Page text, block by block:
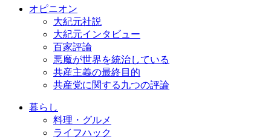
オピニオン
大紀元社説
大紀元インタビュー
百家評論
悪魔が世界を統治している
共産主義の最終目的
共産党に関する九つの評論
暮らし
料理・グルメ
ライフハック